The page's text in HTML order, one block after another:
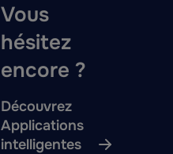
Vous
hésitez
encore ?
Découvrez
Applications
intelligentes